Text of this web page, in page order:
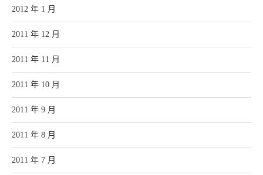
2012 年 1 月
2011 年 12 月
2011 年 11 月
2011 年 10 月
2011 年 9 月
2011 年 8 月
2011 年 7 月